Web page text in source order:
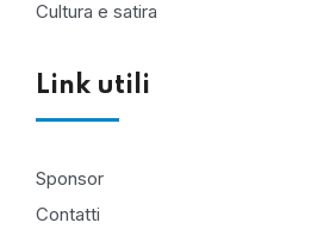
Cultura e satira
Link utili
Sponsor
Contatti